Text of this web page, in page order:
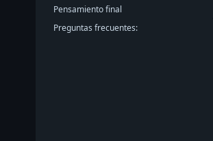
Pensamiento final
Preguntas frecuentes: